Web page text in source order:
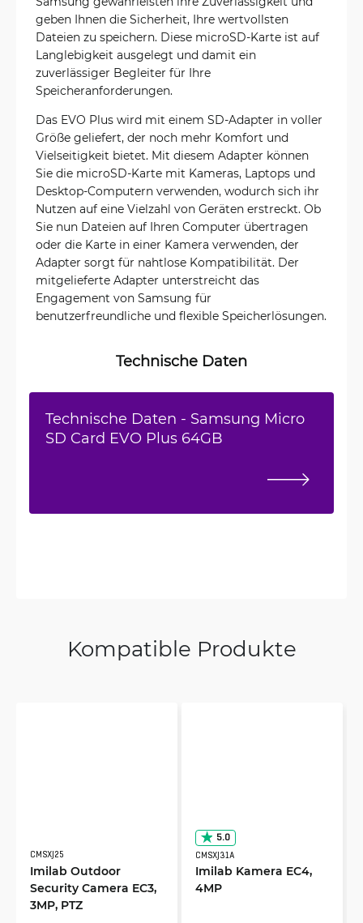
geben Ihnen die Sicherheit, Ihre wertvollsten
Dateien zu speichern. Diese microSD-Karte ist auf
Langlebigkeit ausgelegt und damit ein
zuverlässiger Begleiter für Ihre
Speicheranforderungen.
Das EVO Plus wird mit einem SD-Adapter in voller
Größe geliefert, der noch mehr Komfort und
Vielseitigkeit bietet. Mit diesem Adapter können
Sie die microSD-Karte mit Kameras, Laptops und
Desktop-Computern verwenden, wodurch sich ihr
Nutzen auf eine Vielzahl von Geräten erstreckt. Ob
Sie nun Dateien auf Ihren Computer übertragen
oder die Karte in einer Kamera verwenden, der
Adapter sorgt für nahtlose Kompatibilität. Der
mitgelieferte Adapter unterstreicht das
Engagement von Samsung für
benutzerfreundliche und flexible Speicherlösungen.
Technische Daten
Technische Daten - Samsung Micro
SD Card EVO Plus 64GB
Kompatible Produkte
CMSXJ25
Imilab Outdoor
Security Camera EC3,
3MP, PTZ
5.0
CMSXJ31A
Imilab Kamera EC4,
4MP